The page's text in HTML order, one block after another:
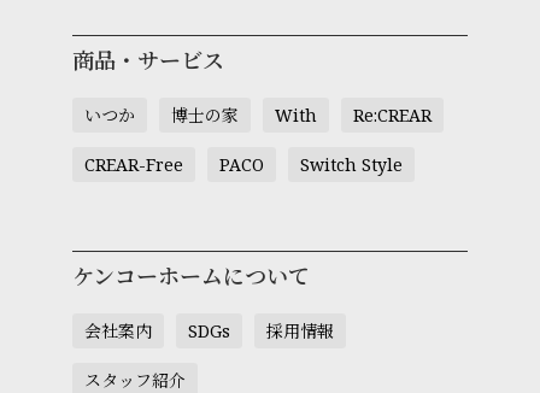
商品・サービス
いつか 博士の家 With Re:CREAR
CREAR-Free PACO Switch Style
ケンコーホームについて
会社案内 SDGs 採用情報
スタッフ紹介